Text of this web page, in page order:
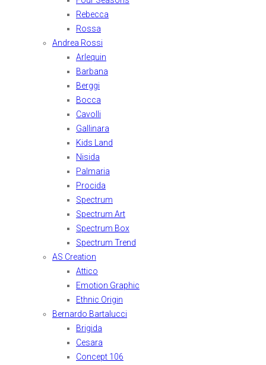
Rebecca
Rossa
Andrea Rossi
Arlequin
Barbana
Berggi
Bocca
Cavolli
Gallinara
Kids Land
Nisida
Palmaria
Procida
Spectrum
Spectrum Art
Spectrum Box
Spectrum Trend
AS Creation
Attico
Emotion Graphic
Ethnic Origin
Bernardo Bartalucci
Brigida
Cesara
Concept 106